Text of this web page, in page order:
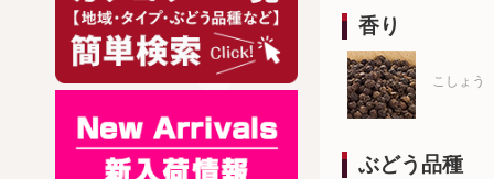
香り
こしょう
ぶどう品種